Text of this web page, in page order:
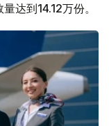
达到14.12万份。